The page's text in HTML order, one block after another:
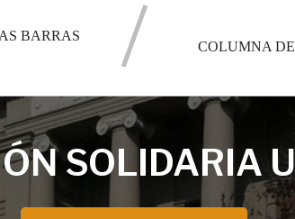
BARRAS
COLUMNA
SOLIDARIA